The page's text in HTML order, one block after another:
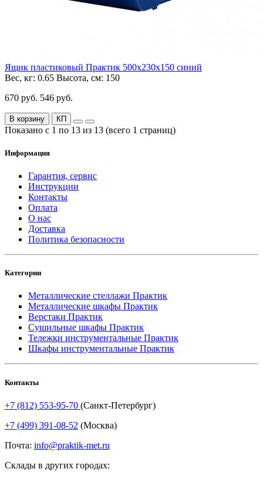
Ящик пластиковый Практик 500x230x150 синий
Вес, кг: 0.65 Высота, см: 150
670 руб. 546 руб.
В корзину КП
Показано с 1 по 13 из 13 (всего 1 страниц)
Информация
Гарантия, сервис
Инструкции
Контакты
Оплата
О нас
Доставка
Политика безопасности
Категории
Металлические стеллажи Практик
Металлические шкафы Практик
Верстаки Практик
Сушильные шкафы Практик
Тележки инструментальные Практик
Шкафы инструментальные Практик
Контакты
+7 (812) 553-95-70 (Санкт-Петербург)
+7 (499) 391-08-52 (Москва)
Почта: info@praktik-met.ru
Склады в других городах: